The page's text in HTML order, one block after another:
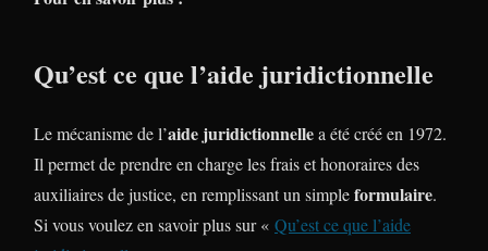
Qu’est ce que l’aide juridictionnelle
Le mécanisme de l’aide juridictionnellea été créé en 1972.
Il permet de prendre en charge les frais et honoraires des
auxiliaires de justice, en remplissant un simpleformulaire.
Si vous voulez en savoir plus sur « Qu’est ce que l’aide